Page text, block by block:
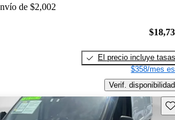
de $2,002
El precio incluye tasas
$358/mes
Verif. disponibilidad